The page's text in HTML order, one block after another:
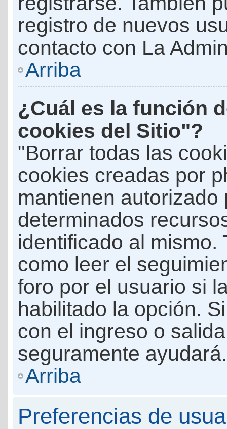
registro de nuevos
contacto con La
Arriba
¿Cuál es la función
cookies del Sitio"?
"Borrar todas las
cookies creadas por
mantienen autorizado
determinados
identificado al mismo.
como leer el
foro por el usuario si
habilitado la opción.
con el ingreso o
seguramente ayudará.
Arriba
Preferencias de